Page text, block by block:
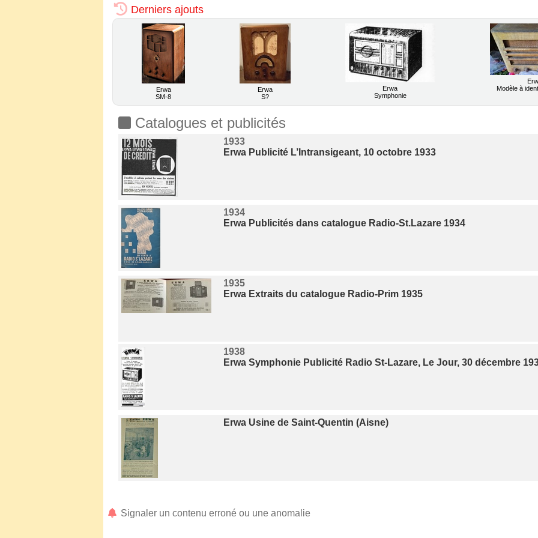
Derniers ajouts
Erwa
SM-8
Erwa
S?
Erwa
Symphonie
Modèle à
Catalogues et publicités
1933
Erwa Publicité L’Intransigeant, 10 octobre 1933
1934
Erwa Publicités dans catalogue Radio-St.Lazare 1934
1935
Erwa Extraits du catalogue Radio-Prim 1935
1938
Erwa Symphonie Publicité Radio St-Lazare, Le Jour, 30 décembre
Erwa Usine de Saint-Quentin (Aisne)
Signaler un contenu erroné ou une anomalie